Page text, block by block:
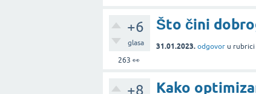
+6
glasa
263 👀
Što čini
31.01.2023. odgovor u rubrici
+8 Kako